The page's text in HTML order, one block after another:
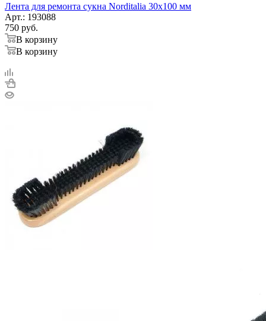
Лента для ремонта сукна Norditalia 30х100 мм
Арт.: 193088
750 руб.
В корзину
В корзину